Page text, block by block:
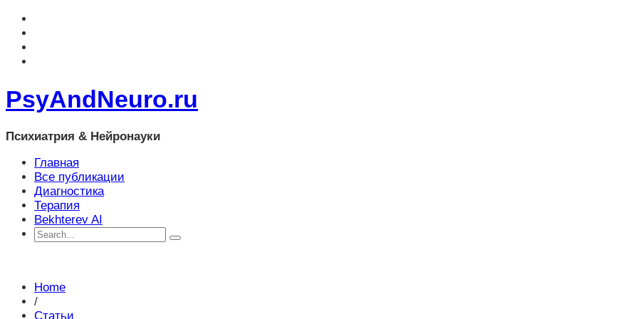
PsyAndNeuro.ru
Психиатрия & Нейронауки
Главная
Все публикации
Диагностика
Терапия
Bekhterev AI
Home
/
Статьи